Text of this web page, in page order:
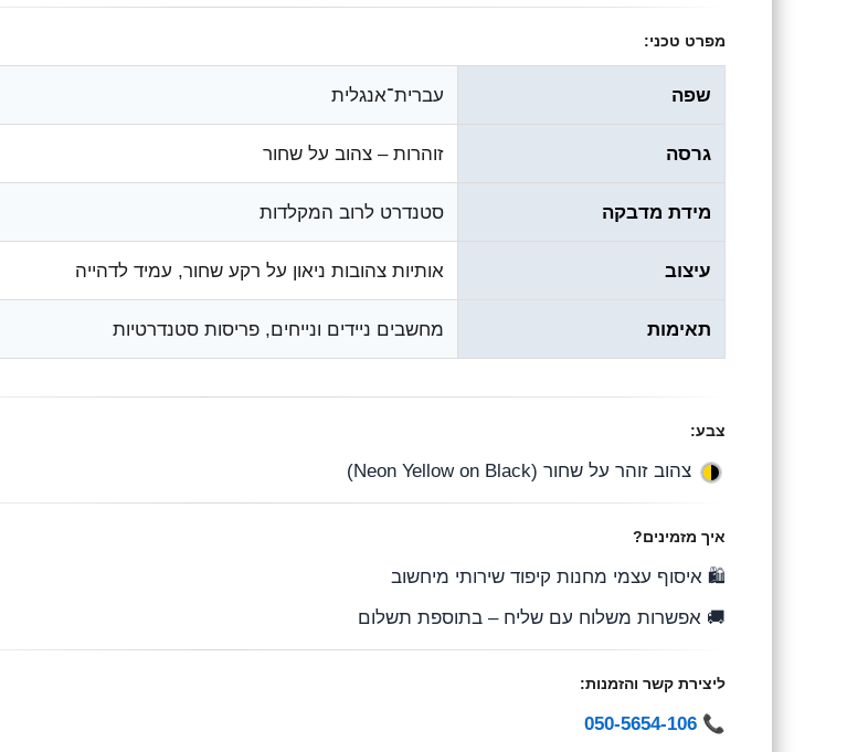
מפרט טכני:
שפה עברית־אנגלית
גרסה זוהרות – צהוב על שחור
מידת מדבקה סטנדרט לרוב המקלדות
עיצוב אותיות צהובות ניאון על רקע שחור, עמיד לדהייה
תאימות מחשבים ניידים ונייחים, פריסות סטנדרטיות
צבע:
צהוב זוהר על שחור (Neon Yellow on Black)
איך מזמינים?
🛍️ איסוף עצמי מחנות קיפוד שירותי מיחשוב
🚚 אפשרות משלוח עם שליח – בתוספת תשלום
ליצירת קשר והזמנות:
📞
050-5654-106